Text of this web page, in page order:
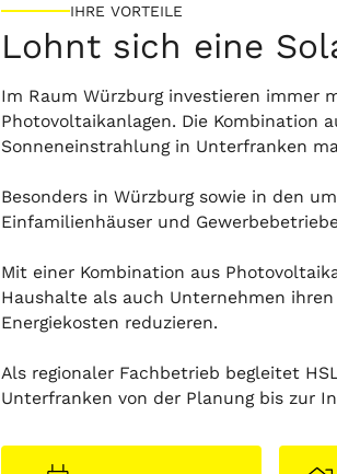
IHRE VORTEILE
Lohnt sich eine
Im Raum Würzburg investieren immer
Photovoltaikanlagen. Die Kombination
Sonneneinstrahlung in Unterfranken
Besonders in Würzburg sowie in den
Einfamilienhäuser und
Mit einer Kombination aus
Haushalte als auch Unternehmen
Energiekosten reduzieren.
Als regionaler Fachbetrieb begleitet
Unterfranken von der Planung bis zur